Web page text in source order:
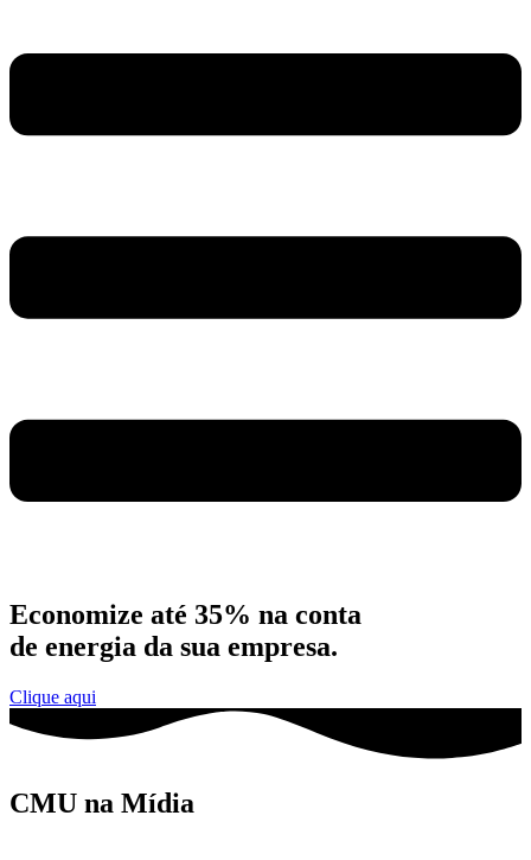
Economize até 35% na conta
de energia da sua empresa.
Clique aqui
CMU na Mídia